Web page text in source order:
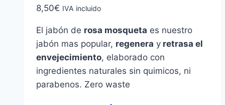
8,50€ IVA incluido
El jabón de rosa mosqueta es nuestro
jabón mas popular, regenera y retrasa el
envejecimiento, elaborado con
ingredientes naturales sin quimicos, ni
parabenos. Zero waste